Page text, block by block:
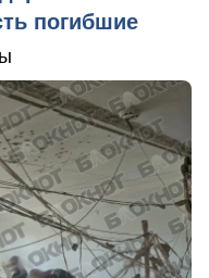
погибшие